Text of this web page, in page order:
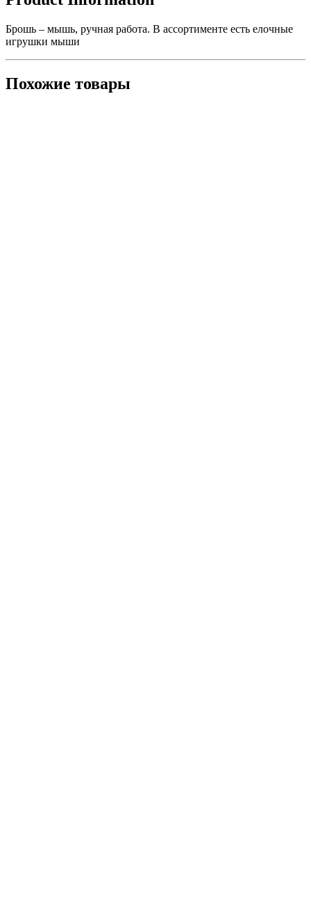
Брошь – мышь, ручная работа. В ассортименте есть елочные
игрушки мыши
Похожие товары